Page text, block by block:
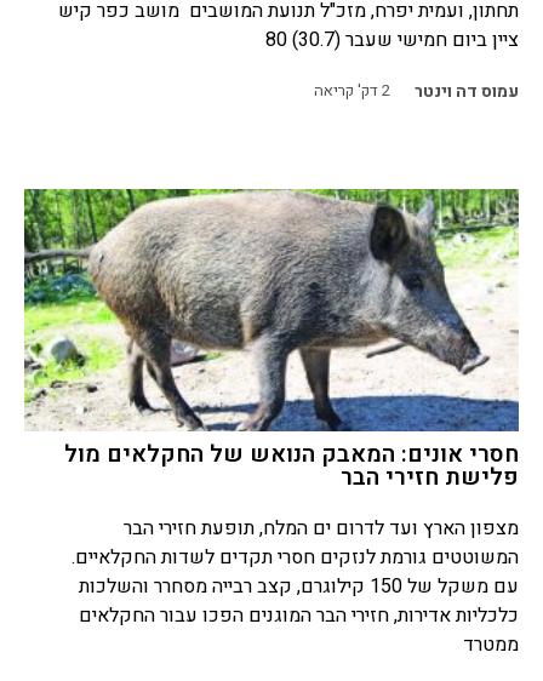
תחתון, ועמית יפרח, מזכ"ל תנועת המושבים מושב כפר קיש
ציין ביום חמישי שעבר (30.7) 80
עמוס דה וינטר 2דק' קריאה
חסרי אונים: המאבק הנואש של החקלאים מול
פלישת חזירי הבר
מצפון הארץ ועד לדרום ים המלח, תופעת חזירי הבר
המשוטטים גורמת לנזקים חסרי תקדים לשדות החקלאיים.
עם משקל של 150 קילוגרם, קצב רבייה מסחרר והשלכות
כלכליות אדירות, חזירי הבר המוגנים הפכו עבור החקלאים
ממטרד